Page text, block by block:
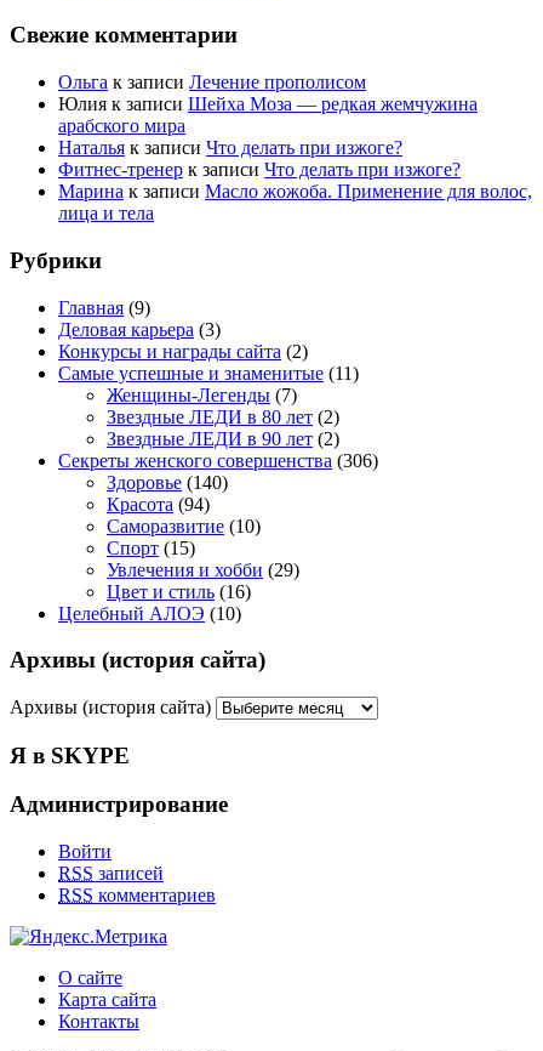
Свежие комментарии
Ольга к записи Лечение прополисом
Юлия к записи Шейха Моза — редкая жемчужина
арабского мира
Наталья к записи Что делать при изжоге?
Фитнес-тренер к записи Что делать при изжоге?
Марина к записи Масло жожоба. Применение для волос,
лица и тела
Рубрики
Главная (9)
Деловая карьера (3)
Конкурсы и награды сайта (2)
Самые успешные и знаменитые (11)
Женщины-Легенды (7)
Звездные ЛЕДИ в 80 лет (2)
Звездные ЛЕДИ в 90 лет (2)
Секреты женского совершенства (306)
Здоровье (140)
Красота (94)
Саморазвитие (10)
Спорт (15)
Увлечения и хобби (29)
Цвет и стиль (16)
Целебный АЛОЭ (10)
Архивы (история сайта)
Архивы (история сайта)
Я в SKYPE
Администрирование
Войти
RSS записей
RSS комментариев
О сайте
Карта сайта
Контакты